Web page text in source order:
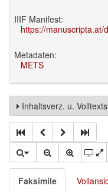
IIIF Manifest:
https://manuscripta.at/
Metadaten:
METS
Inhaltsverz. u.
Faksimile